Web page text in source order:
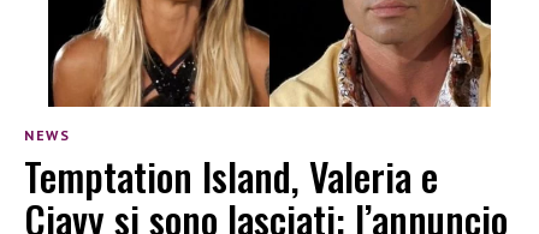
NEWS
Temptation Island, Valeria e
Ciavy si sono lasciati: l’annuncio